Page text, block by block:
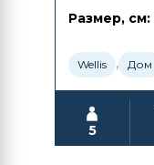
Размер, см:
Wellis , Дом
5